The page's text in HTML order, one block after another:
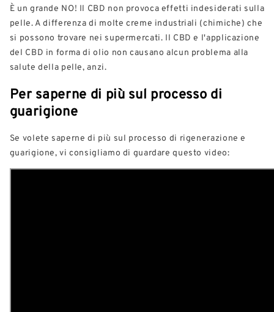
È un grande NO! Il CBD non provoca effetti indesiderati sulla
pelle. A differenza di molte creme industriali (chimiche) che
si possono trovare nei supermercati. Il CBD e l'applicazione
del CBD in forma di olio non causano alcun problema alla
salute della pelle, anzi.
Per saperne di più sul processo di
guarigione
Se volete saperne di più sul processo di rigenerazione e
guarigione, vi consigliamo di guardare questo video: